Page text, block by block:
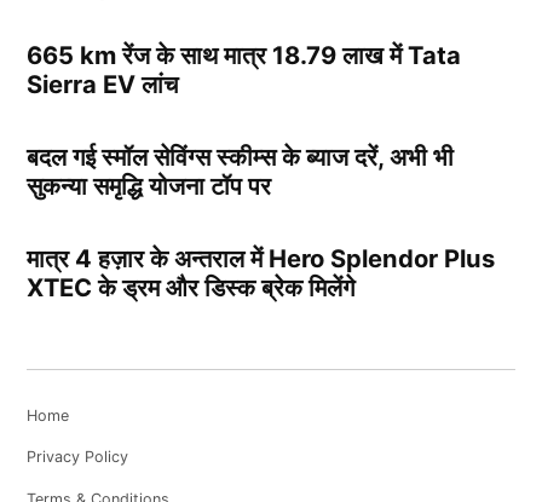
665 km रेंज के साथ मात्र 18.79 लाख में Tata
Sierra EV लांच
बदल गई स्मॉल सेविंग्स स्कीम्स के ब्याज दरें, अभी भी
सुकन्या समृद्धि योजना टॉप पर
मात्र 4 हज़ार के अन्तराल में Hero Splendor Plus
XTEC के ड्रम और डिस्क ब्रेक मिलेंगे
Home
Privacy Policy